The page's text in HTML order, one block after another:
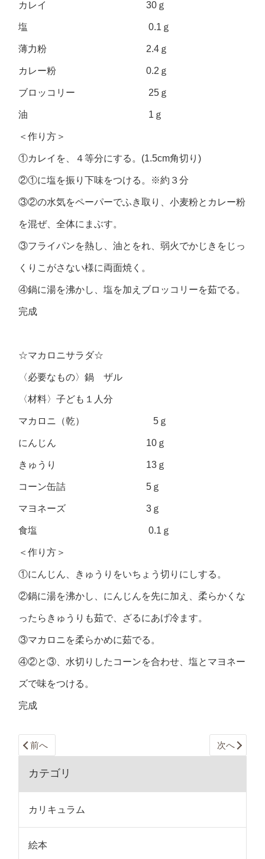
カレイ 30ｇ
塩 0.1ｇ
薄力粉 2.4ｇ
カレー粉 0.2ｇ
ブロッコリー 25ｇ
油 1ｇ
＜作り方＞
①カレイを、４等分にする。(1.5cm角切り)
②①に塩を振り下味をつける。※約３分
③②の水気をペーパーでふき取り、小麦粉とカレー粉
を混ぜ、全体にまぶす。
③フライパンを熱し、油とをれ、弱火でかじきをじっ
くりこがさない様に両面焼く。
④鍋に湯を沸かし、塩を加えブロッコリーを茹でる。
完成
☆マカロニサラダ☆
〈必要なもの〉鍋 ザル
〈材料〉子ども１人分
マカロニ（乾） 5ｇ
にんじん 10ｇ
きゅうり 13ｇ
コーン缶詰 5ｇ
マヨネーズ 3ｇ
食塩 0.1ｇ
＜作り方＞
①にんじん、きゅうりをいちょう切りにしする。
②鍋に湯を沸かし、にんじんを先に加え、柔らかくな
ったらきゅうりも茹で、ざるにあげ冷ます。
③マカロニを柔らかめに茹でる。
④②と③、水切りしたコーンを合わせ、塩とマヨネー
ズで味をつける。
完成
前へ 次へ
カテゴリ
カリキュラム
絵本